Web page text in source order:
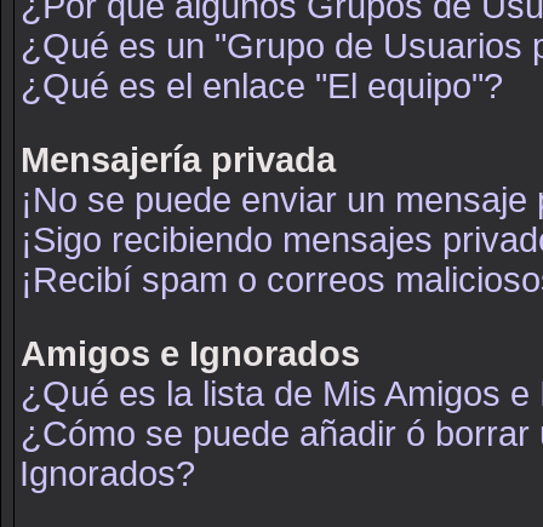
¿Qué es un "Grupo de Usuarios
¿Qué es el enlace "El equipo"?
Mensajería privada
¡No se puede enviar un mensaje
¡Sigo recibiendo mensajes
¡Recibí spam o correos
Amigos e Ignorados
¿Qué es la lista de Mis Amigos e
¿Cómo se puede añadir ó
Ignorados?